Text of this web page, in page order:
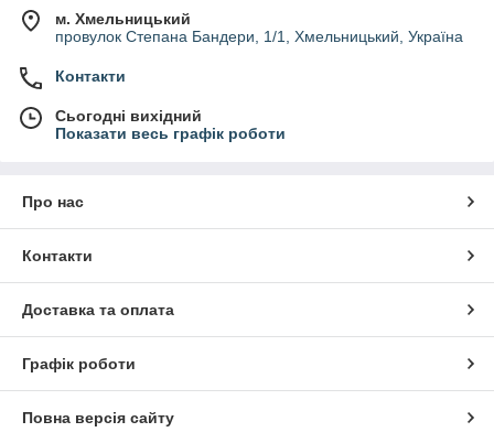
м. Хмельницький
провулок Степана Бандери, 1/1, Хмельницький, Україна
Контакти
Сьогодні вихідний
Показати весь графік роботи
Про нас
Контакти
Доставка та оплата
Графік роботи
Повна версія сайту